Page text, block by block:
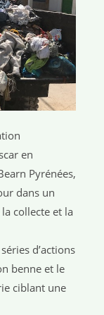
en
Pyrénées,
dans un
collecte et la
d’actions
benne et le
ciblant une